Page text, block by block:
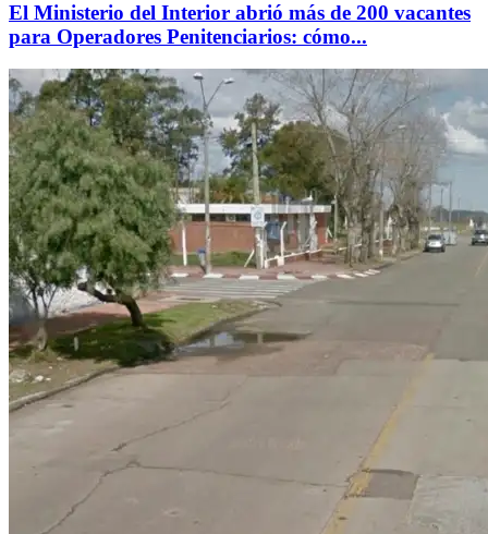
El Ministerio del Interior abrió más de 200 vacantes
para Operadores Penitenciarios: cómo...